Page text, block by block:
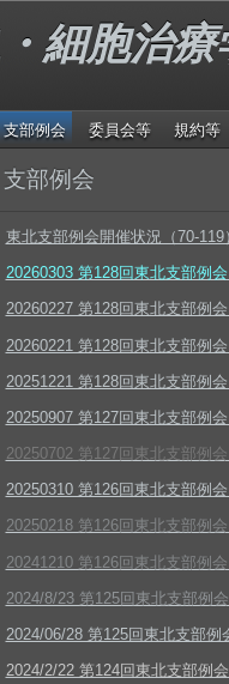
細胞治
支部例会 委員会等 規約等
支部例会
東北支部例会開催状況（70-119
20260303 第128回東北支部例
20260227 第128回東北支部例
20260221 第128回東北支部例
20251221 第128回東北支部例
20250907 第127回東北支部例
20250702 第127回東北支部例
20250310 第126回東北支部例
20250218 第126回東北支部例
20241210 第126回東北支部例
2024/8/23 第125回東北支部例
2024/06/28 第125回東北支部
2024/2/22 第124回東北支部例